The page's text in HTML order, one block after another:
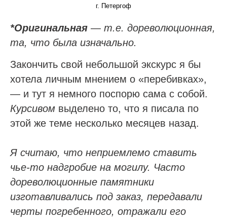
г. Петергоф
*Оригинальная — т.е. дореволюционная,
та, что была изначально.
Закончить свой небольшой экскурс я бы
хотела личным мнением о «перебивках»,
— и тут я немного поспорю сама с собой.
Курсивом выделено то, что я писала по
этой же теме несколько месяцев назад.
Я считаю, что неприемлемо ставить
чье-то надгробие на могилу. Часто
дореволюционные памятники
изготавливались под заказ, передавали
черты погребенного, отражали его